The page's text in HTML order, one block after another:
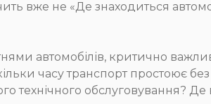
вже не «Де знаходиться
автомобілів, критично
часу транспорт простоює
технічного обслуговування?